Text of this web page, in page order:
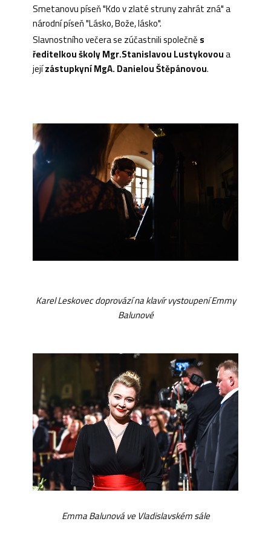
Smetanovu píseň "Kdo v zlaté struny zahrát zná" a
národní píseň "Lásko, Bože, lásko".
Slavnostního večera se zúčastnili společněs
ředitelkou školy Mgr.Stanislavou Lustykovoua
jejízástupkyní MgA. Danielou Štěpánovou.
Karel Leskovec doprovází na klavír vystoupení Emmy
Balunové
Emma Balunová ve Vladislavském sále